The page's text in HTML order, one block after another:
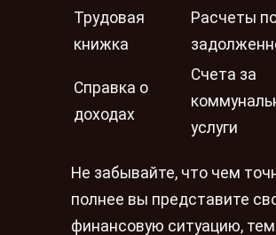
Трудовая
книжка
Расчеты
Справка о
доходах
Счета за
услуги
Не забывайте, что чем
полнее вы представите
финансовую ситуацию, тем